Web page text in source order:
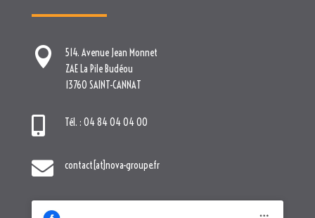

 contact[at]nova-groupe.fr
Cliquez pour accepter les cookies